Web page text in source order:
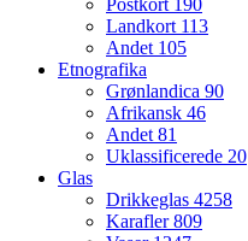
Postkort 190
Landkort 113
Andet 105
Etnografika
Grønlandica 90
Afrikansk 46
Andet 81
Uklassificerede 20
Glas
Drikkeglas 4258
Karafler809